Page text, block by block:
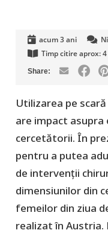
acum 3 ani
Timp citire aprox: 4
Utilizarea pe
are impact
cercetătorii. În
pentru a putea
de intervenții
dimensiunilor din
femeilor din ziua
realizat în Austria.